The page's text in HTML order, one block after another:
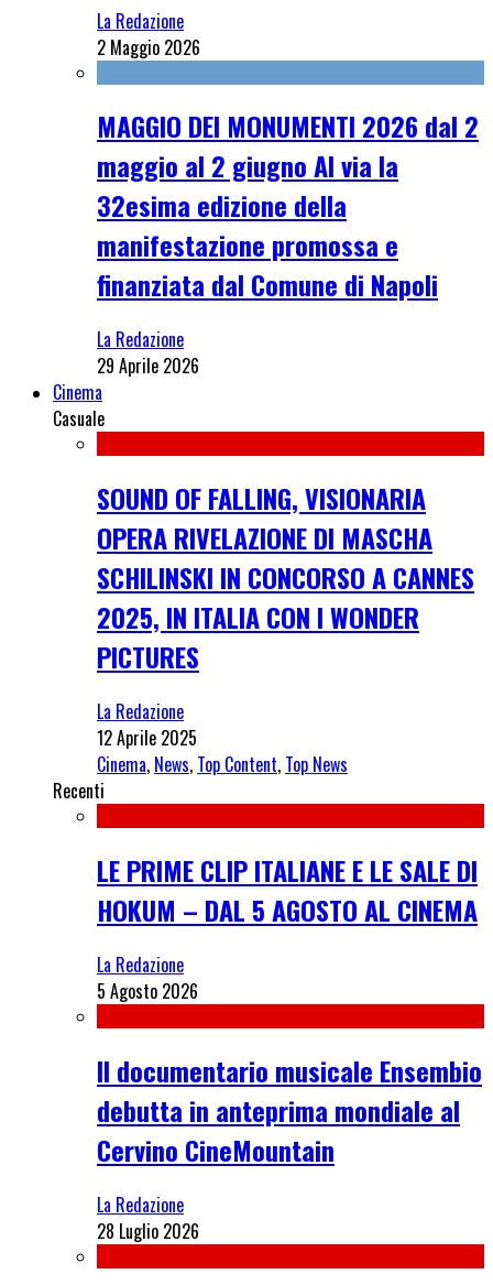
La Redazione
2 Maggio 2026
MAGGIO DEI MONUMENTI 2026 dal 2
maggio al 2 giugno Al via la
32esima edizione della
manifestazione promossa e
finanziata dal Comune di Napoli
La Redazione
29 Aprile 2026
Cinema
Casuale
SOUND OF FALLING, VISIONARIA
OPERA RIVELAZIONE DI MASCHA
SCHILINSKI IN CONCORSO A CANNES
2025, IN ITALIA CON I WONDER
PICTURES
La Redazione
12 Aprile 2025
Cinema, News, Top Content, Top News
Recenti
LE PRIME CLIP ITALIANE E LE SALE DI
HOKUM – DAL 5 AGOSTO AL CINEMA
La Redazione
5 Agosto 2026
Il documentario musicale Ensembio
debutta in anteprima mondiale al
Cervino CineMountain
La Redazione
28 Luglio 2026